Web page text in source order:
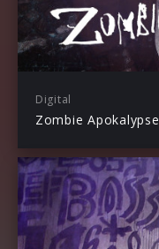
Digital
Zombie Apokalypse